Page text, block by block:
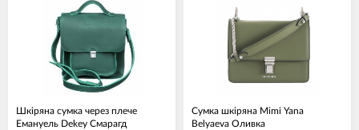
Шкіряна сумка через плече
Емануель Dekey Смарагд
Сумка шкіряна Mimi Yana
Belyaeva Оливка